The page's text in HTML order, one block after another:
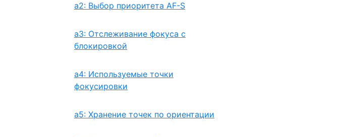
a2: Выбор приоритета AF-S
a3: Отслеживание фокуса с
блокировкой
a4: Используемые точки
фокусировки
a5: Хранение точек по ориентации